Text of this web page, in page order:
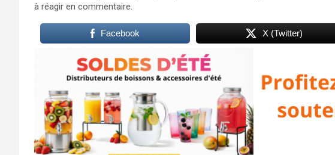
à réagir en commentaire.
Facebook X (Twitter)